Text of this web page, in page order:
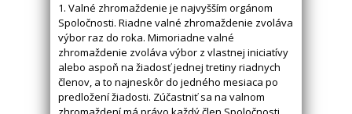
1. Valné zhromaždenie je najvyšším orgánom
Spoločnosti. Riadne valné zhromaždenie zvoláva
výbor raz do roka. Mimoriadne valné
zhromaždenie zvoláva výbor z vlastnej iniciatívy
alebo aspoň na žiadosť jednej tretiny riadnych
členov, a to najneskôr do jedného mesiaca po
predložení žiadosti. Zúčastniť sa na valnom